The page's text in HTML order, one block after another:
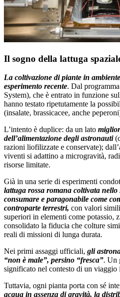
Il sogno della lattuga
La coltivazione di piante in
esperimento recente. Dal
System), che è entrato in funzione
hanno testato ripetutamente la
(insalate, brassicacee, anche
L’intento è duplice: da un lato
dell’alimentazione degli astronauti
razioni liofilizzate e conservate);
viventi si adattino a microgravità,
risorse limitate.
Già in una serie di esperimenti
lattuga rossa romana coltivata
consumare e paragonabile come
controparte terrestri, con valori
superiori in elementi come potassio,
consolidato la fiducia che colture
reali di missioni di lunga durata.
Nei primi assaggi ufficiali, gli
“non è male”, persino “fresca”. Un
significato nel contesto di un viaggio
Tuttavia, ogni pianta porta con sé
acqua in assenza di gravità, la